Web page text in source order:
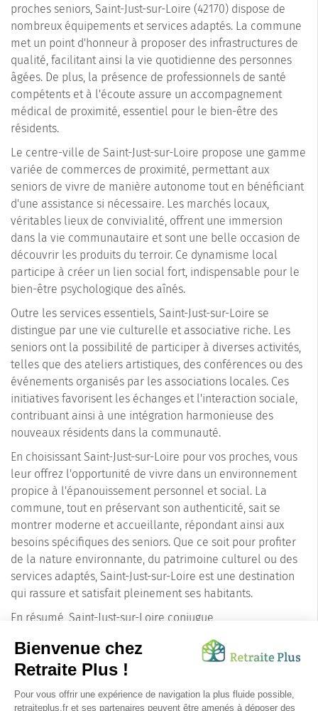
proches seniors, Saint-Just-sur-Loire (42170) dispose de
nombreux équipements et services adaptés. La commune
met un point d'honneur à proposer des infrastructures de
qualité, facilitant ainsi la vie quotidienne des personnes
âgées. De plus, la présence de professionnels de santé
compétents et à l'écoute assure un accompagnement
médical de proximité, essentiel pour le bien-être des
résidents.
Le centre-ville de Saint-Just-sur-Loire propose une gamme
variée de commerces de proximité, permettant aux
seniors de vivre de manière autonome tout en bénéficiant
d'une assistance si nécessaire. Les marchés locaux,
véritables lieux de convivialité, offrent une immersion
dans la vie communautaire et sont une belle occasion de
découvrir les produits du terroir. Ce dynamisme local
participe à créer un lien social fort, indispensable pour le
bien-être psychologique des aînés.
Outre les services essentiels, Saint-Just-sur-Loire se
distingue par une vie culturelle et associative riche. Les
seniors ont la possibilité de participer à diverses activités,
telles que des ateliers artistiques, des conférences ou des
événements organisés par les associations locales. Ces
initiatives favorisent les échanges et l'interaction sociale,
contribuant ainsi à une intégration harmonieuse des
nouveaux résidents dans la communauté.
En choisissant Saint-Just-sur-Loire pour vos proches, vous
leur offrez l'opportunité de vivre dans un environnement
propice à l'épanouissement personnel et social. La
commune, tout en préservant son authenticité, sait se
montrer moderne et accueillante, répondant ainsi aux
besoins spécifiques des seniors. Que ce soit pour profiter
de la nature environnante, du patrimoine culturel ou des
services adaptés, Saint-Just-sur-Loire est une destination
qui rassure et satisfait pleinement ses habitants.
En résumé, Saint-Just-sur-Loire conjugue
avantages d'une grande, ce qui en fait un choix judicieux
pour les familles à la recherche d'un lieu de résidence
naturel exceptionnel, de ses services dédiés et de sa vie